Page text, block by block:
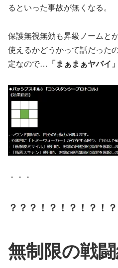
るといった事故が無くなる。
保護無視無効も昇級ノームと
使えるかどうかって話だった
定なので… 「まぁまぁヤバイ」
・・・
？？？！？！？！？！
無制限の戦